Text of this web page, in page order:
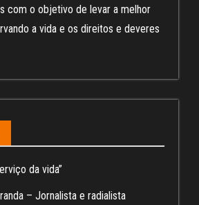
com o objetivo de levar a melhor
a vida e os direitos e deveres
da vida”
– Jornalista e radialista